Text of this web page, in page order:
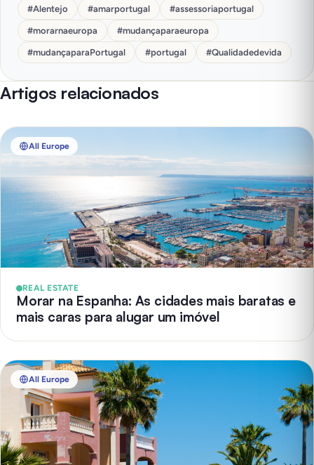
#Alentejo #amarportugal #assessoriaportugal
#morarnaeuropa #mudançaparaeuropa
#mudançaparaPortugal #portugal #Qualidadedevida
Artigos relacionados
All Europe
REAL ESTATE
Morar na Espanha: As cidades mais baratas e
mais caras para alugar um imóvel
All Europe